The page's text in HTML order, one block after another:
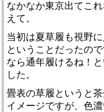
なかなか東京出てこ
えて。
当初は夏草履も視野
ということだったの
なら通年履けるね！
した。
畳表の草履というと
イメージですが、色